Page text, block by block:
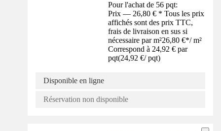
Pour l'achat de 56 pqt:
Prix — 26,80 € * Tous les prix
affichés sont des prix TTC,
frais de livraison en sus si
nécessaire par m²26,80 €*/ m²
Correspond à 24,92 € par
pqt(24,92 €/ pqt)
Disponible en ligne
Réservation non disponible